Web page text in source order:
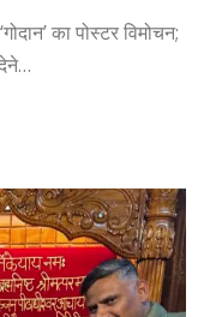
का पोस्टर विमोचन;